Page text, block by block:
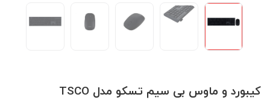
کیبورد و ماوس بی سیم تسکو مدل TSCO